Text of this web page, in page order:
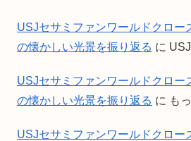
USJセサミファンワールドクロー
の懐かしい光景を振り返る に
USJセサミファンワールドクロー
の懐かしい光景を振り返る に も
USJセサミファンワールドクロー